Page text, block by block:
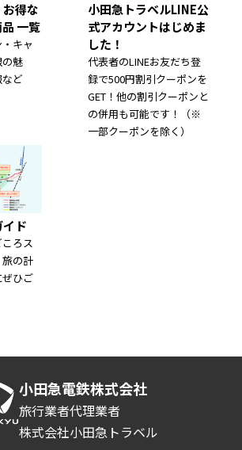
得な
一覧
キャ
魅
ど
小田急トラベルLINE公
式アカウントはじめま
した！
代表者のLINEお友だち登
録で500円割引クーポンを
GET！他の割引クーポンと
の併用も可能です！（※
一部クーポンを除く）
ド
ろス
の計
ひご
小田急電鉄株式会社
旅行業者代理業者
株式会社小田急トラベル